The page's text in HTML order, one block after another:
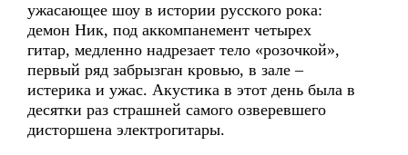
ужасающее шоу в истории русского рока:
демон Ник, под аккомпанемент четырех
гитар, медленно надрезает тело «розочкой»,
первый ряд забрызган кровью, в зале –
истерика и ужас. Акустика в этот день была в
десятки раз страшней самого озверевшего
дисторшена электрогитары.